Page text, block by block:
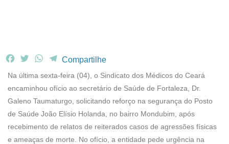
F
c
e
b
o
o
k
T
i
t
t
e
r
W
a
t
s
A
p
p
T
e
g
r
a
m
Compartilhe
Na última sexta-feira (04), o Sindicato dos Médicos do Ceará
encaminhou ofício ao secretário de Saúde de Fortaleza, Dr.
Galeno Taumaturgo, solicitando reforço na segurança do Posto
de Saúde João Elísio Holanda, no bairro Mondubim, após
recebimento de relatos de reiterados casos de agressões físicas
e ameaças de morte. No ofício, a entidade pede urgência na